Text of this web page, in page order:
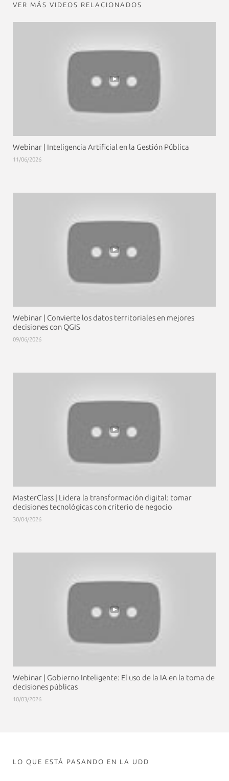
VER MÁS VIDEOS RELACIONADOS
Webinar | Inteligencia Artificial en la Gestión Pública
11/06/2026
Webinar | Convierte los datos territoriales en mejores
decisiones con QGIS
09/06/2026
MasterClass | Lidera la transformación digital: tomar
decisiones tecnológicas con criterio de negocio
30/04/2026
Webinar | Gobierno Inteligente: El uso de la IA en la toma de
decisiones públicas
10/03/2026
LO QUE ESTÁ PASANDO EN LA UDD